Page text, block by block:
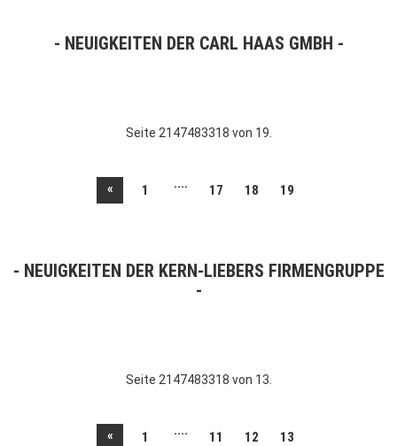
NEUIGKEITEN DER CARL HAAS GMBH
Seite 2147483318 von 19.
« 1 .... 17 18 19
NEUIGKEITEN DER KERN-LIEBERS FIRMENGRUPPE
Seite 2147483318 von 13.
« 1 .... 11 12 13